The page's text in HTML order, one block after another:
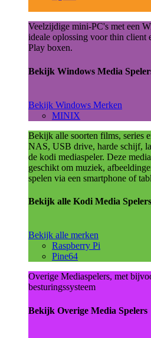
Veelzijdige mini-PC's met een
ideale oplossing voor thin client
Play boxen.
Bekijk Windows Media
Bekijk Windows Merken
MINIX
Bekijk alle soorten films, series
NAS, USB drive, harde schijf,
de kodi mediaspeler. Deze
geschikt om muziek,
spelen via een smartphone of
Bekijk alle Kodi Media Spelers
Bekijk alle merken
Raspberry Pi
Pine64
Overige Mediaspelers, met
besturingssysteem
Bekijk Overige Media Spelers